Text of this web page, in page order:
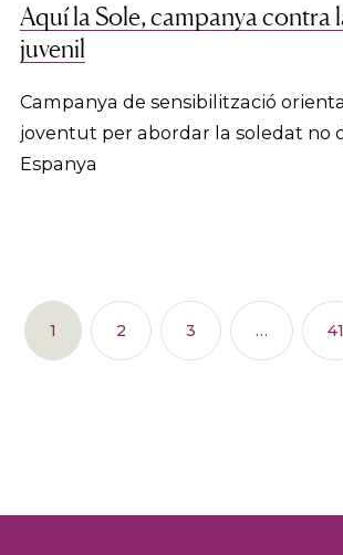
Aquí la Sole, campanya contra
juvenil
Campanya de sensibilització
joventut per abordar la soledat no
Espanya
1 2 3 … 41